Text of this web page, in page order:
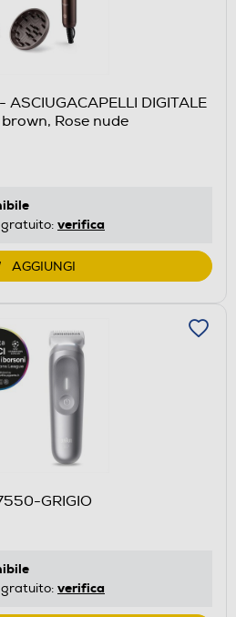
ASCIUGACAPELLI DIGITALE
Rose nude
verifica
AGGIUNGI
GRIGIO
verifica